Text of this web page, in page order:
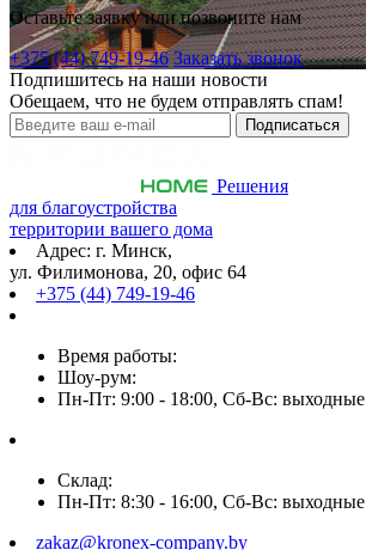
Оставьте заявку или позвоните нам
+375 (44) 749-19-46 Заказать звонок
Подпишитесь на наши новости
Обещаем, что не будем отправлять спам!
Решения
для благоустройства
территории вашего дома
Адрес: г. Минск,
ул. Филимонова, 20, офис 64
+375 (44) 749-19-46
Время работы:
Шоу-рум:
Пн-Пт: 9:00 - 18:00, Сб-Вс: выходные
Склад:
Пн-Пт: 8:30 - 16:00, Сб-Вс: выходные
zakaz@kronex-company.by